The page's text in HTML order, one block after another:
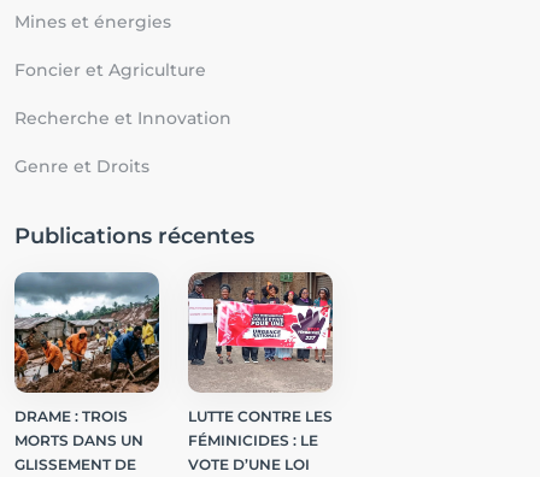
Mines et énergies
Foncier et Agriculture
Recherche et Innovation
Genre et Droits
Publications récentes
DRAME : TROIS
MORTS DANS UN
GLISSEMENT DE
LUTTE CONTRE LES
FÉMINICIDES : LE
VOTE D’UNE LOI